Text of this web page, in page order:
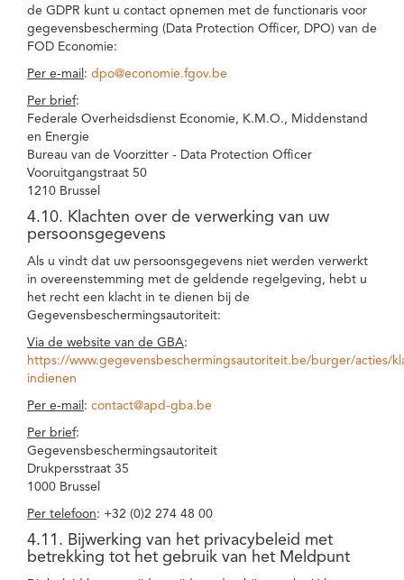
de GDPR kunt u contact opnemen met de functionaris voor
gegevensbescherming (Data Protection Officer, DPO) van de
FOD Economie:
Per e-mail : dpo@economie.fgov.be
Per brief:
Federale Overheidsdienst Economie, K.M.O., Middenstand
en Energie
Bureau van de Voorzitter - Data Protection Officer
Vooruitgangstraat 50
1210 Brussel
4.10. Klachten over de verwerking van uw
persoonsgegevens
Als u vindt dat uw persoonsgegevens niet werden verwerkt
in overeenstemming met de geldende regelgeving, hebt u
het recht een klacht in te dienen bij de
Gegevensbeschermingsautoriteit:
Via de website van de GBA:
https://www.gegevensbeschermingsautoriteit.be/burger/acties/
indienen
Per e-mail : contact@apd-gba.be
Per brief:
Gegevensbeschermingsautoriteit
Drukpersstraat 35
1000 Brussel
Per telefoon: +32 (0)2 274 48 00
4.11. Bijwerking van het privacybeleid met
betrekking tot het gebruik van het Meldpunt